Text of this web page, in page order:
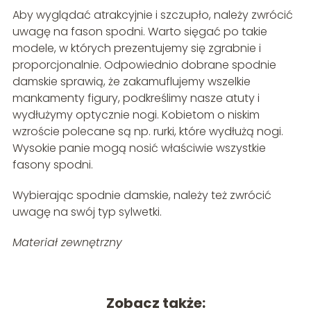
Aby wyglądać atrakcyjnie i szczupło, należy zwrócić
uwagę na fason spodni. Warto sięgać po takie
modele, w których prezentujemy się zgrabnie i
proporcjonalnie. Odpowiednio dobrane spodnie
damskie sprawią, że zakamuflujemy wszelkie
mankamenty figury, podkreślimy nasze atuty i
wydłużymy optycznie nogi. Kobietom o niskim
wzroście polecane są np. rurki, które wydłużą nogi.
Wysokie panie mogą nosić właściwie wszystkie
fasony spodni.
Wybierając spodnie damskie, należy też zwrócić
uwagę na swój typ sylwetki.
Materiał zewnętrzny
Zobacz także: